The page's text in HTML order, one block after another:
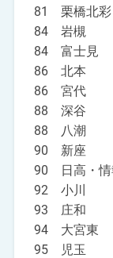
81 栗橋北彩
84 岩槻
84 富士見
86 北本
86 宮代
88 深谷
88 八潮
90 新座
90 日高・情
92 小川
93 庄和
94 大宮東
95 児玉